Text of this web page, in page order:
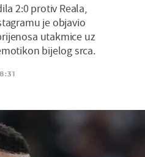
2:0 protiv Reala,
je objavio
utakmice uz
bijelog srca.